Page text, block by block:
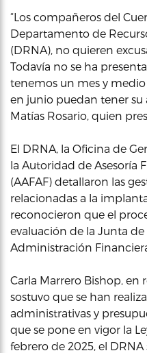
“Los compañeros del
Departamento de
(DRNA), no quieren
Todavía no se ha
tenemos un mes y
en junio puedan tener su
Matías Rosario, quien
El DRNA, la Oficina de
la Autoridad de Asesoría
(AAFAF) detallaron las
relacionadas a la
reconocieron que el
evaluación de la Junta de
Administración
Carla Marrero Bishop, en
sostuvo que se han
administrativas y
que se pone en vigor la
febrero de 2025, el